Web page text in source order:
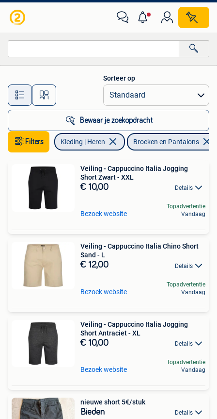
Alle afstanden…
Sorteer op
Bewaar je zoekopdracht
Filters Kleding | Heren Broeken en Pantalons
Veiling - Cappuccino Italia Jogging
Short Zwart - XXL
€ 10,00 Details
Bezoek website
Topadvertentie
Vandaag
Veiling - Cappuccino Italia Chino Short
Sand - L
€ 12,00 Details
Bezoek website
Topadvertentie
Vandaag
Veiling - Cappuccino Italia Jogging
Short Antraciet - XL
€ 10,00 Details
Bezoek website
Topadvertentie
Vandaag
nieuwe short 5€/stuk
Bieden Details